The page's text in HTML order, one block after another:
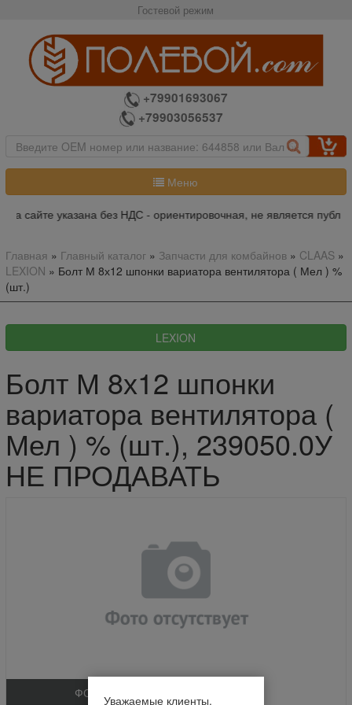
Гостевой режим
+79901693067
+79903056537
Меню
сайте указана без НДС - ориентировочная, не является
Главная » Главный каталог» Запчасти для комбайнов» CLAAS»
LEXION » Болт М 8х12 шпонки вариатора вентилятора ( Мел ) %
(шт.)
Болт М 8х12 шпонки
вариатора вентилятора (
Мел ) % (шт.), 239050.0У
НЕ ПРОДАВАТЬ
ФОТО Уважаемые клиенты.